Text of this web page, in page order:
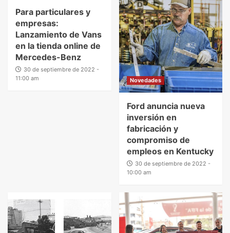
Para particulares y
empresas:
Lanzamiento de Vans
en la tienda online de
Mercedes-Benz
30 de septiembre de 2022 -
11:00 am
Novedades
Ford anuncia nueva
inversión en
fabricación y
compromiso de
empleos en Kentucky
30 de septiembre de 2022 -
10:00 am